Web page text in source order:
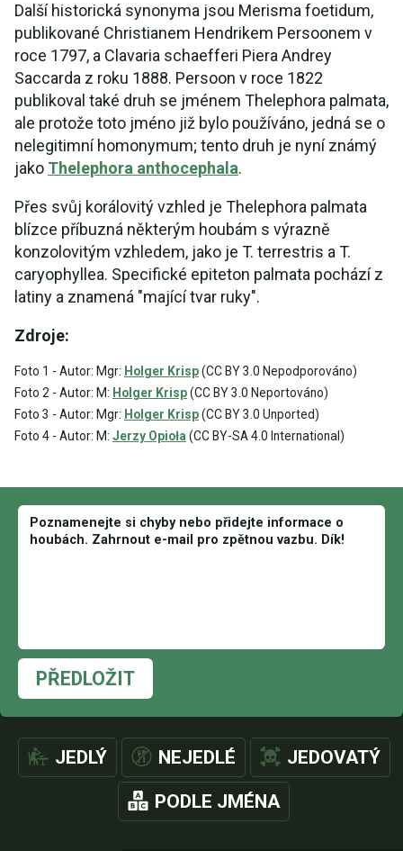
Další historická synonyma jsou Merisma foetidum,
publikované Christianem Hendrikem Persoonem v
roce 1797, a Clavaria schaefferi Piera Andrey
Saccarda z roku 1888. Persoon v roce 1822
publikoval také druh se jménem Thelephora palmata,
ale protože toto jméno již bylo používáno, jedná se o
nelegitimní homonymum; tento druh je nyní známý
jako Thelephora anthocephala.
Přes svůj korálovitý vzhled je Thelephora palmata
blízce příbuzná některým houbám s výrazně
konzolovitým vzhledem, jako je T. terrestris a T.
caryophyllea. Specifické epiteton palmata pochází z
latiny a znamená "mající tvar ruky".
Zdroje:
Foto 1 - Autor: Mgr: Holger Krisp(CC BY 3.0 Nepodporováno)
Foto 2 - Autor: M: Holger Krisp(CC BY 3.0 Neportováno)
Foto 3 - Autor: Mgr: Holger Krisp(CC BY 3.0 Unported)
Foto 4 - Autor: M: Jerzy Opioła (CC BY-SA 4.0 International)
PŘEDLOŽIT
JEDLÝ NEJEDLÉ JEDOVATÝ
PODLE JMÉNA